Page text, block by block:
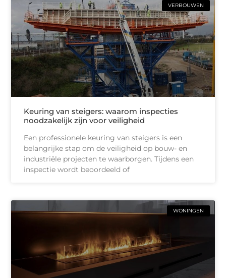
VERBOUWEN
Keuring van steigers: waarom inspecties
noodzakelijk zijn voor veiligheid
Een professionele keuring van steigers is een
belangrijke stap om de veiligheid op bouw- en
industriële projecten te waarborgen. Tijdens een
inspectie wordt beoordeeld of
WONINGEN